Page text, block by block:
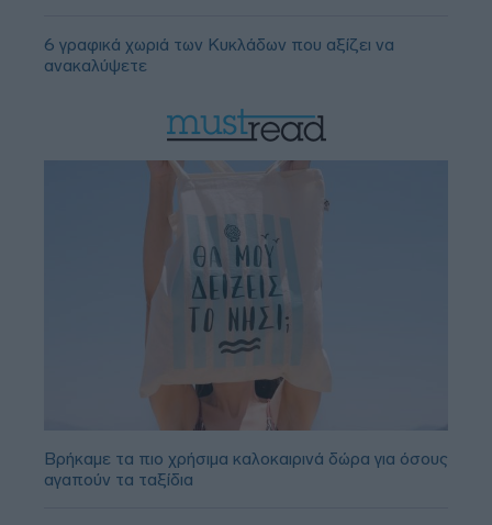
6 γραφικά χωριά των Κυκλάδων που αξίζει να
ανακαλύψετε
Βρήκαμε τα πιο χρήσιμα καλοκαιρινά δώρα για όσους
αγαπούν τα ταξίδια